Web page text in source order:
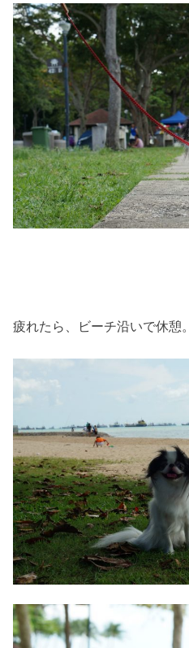
疲れたら、ビーチ沿いで休憩。